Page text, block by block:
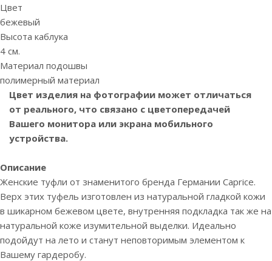
Цвет
бежевый
Высота каблука
4 см.
Материал подошвы
полимерный материал
Цвет изделия на фотографии может отличаться
от реального, что связано с цветопередачей
Вашего монитора или экрана мобильного
устройства.
Описание
Женские туфли от знаменитого бренда Германии Caprice.
Верх этих туфель изготовлен из натуральной гладкой кожи
в шикарном бежевом цвете, внутренняя подкладка так же на
натуральной коже изумительной выделки. Идеально
подойдут на лето и станут неповторимым элементом к
Вашему гардеробу.